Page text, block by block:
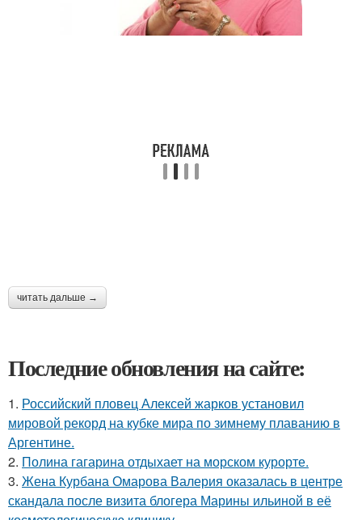
читать дальше →
Последние обновления на сайте:
1. Российский пловец Алексей жарков установил
мировой рекорд на кубке мира по зимнему плаванию в
Аргентине.
2. Полина гагарина отдыхает на морском курорте.
3. Жена Курбана Омарова Валерия оказалась в центре
скандала после визита блогера Марины ильиной в её